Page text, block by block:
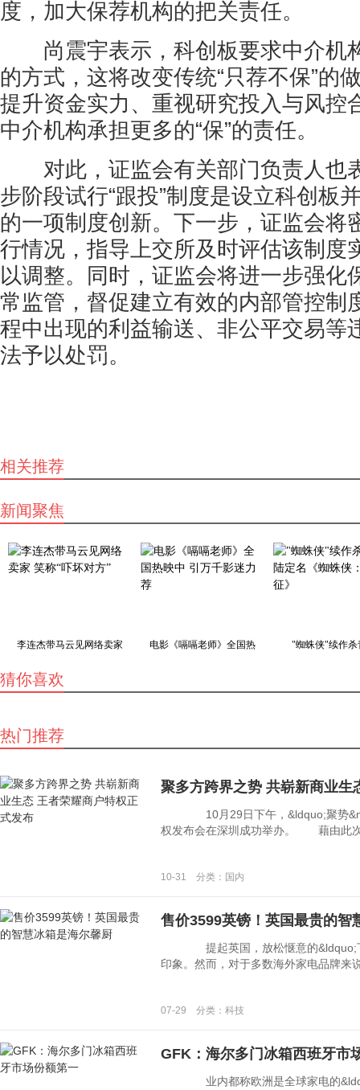
度，加大保荐机构的把关责任。
尚震宇表示，科创板要求中介机
的方式，这将改变传统“只荐不保”的
提升资金实力、重视研究投入与风控
中介机构承担更多的“保”的责任。
对此，证监会有关部门负责人也
步阶段试行“跟投”制度是设立科创板
的一项制度创新。下一步，证监会将
行情况，指导上交所及时评估该制度
以调整。同时，证监会将进一步强化
常监管，督促建立有效的内部管控制
程中出现的利益输送、非公平交易等
法予以处罚。
相关推荐
新闻聚焦
李连杰带马云见网络卖家 电影《嗝嗝老师》全国热 "蜘蛛侠"续作杀
猜你喜欢
热门推荐
聚多方跨界之势 共崭新商业生
10月29日下午，&ldquo;聚势
权发布会在深圳成功举办。 藉由此
10-31 分类：国内
售价3599英镑！英国最贵的智
提起英国，放松惬意的&ldquo;下
印象。然而，对于多数海外家电品牌来
07-29 分类：科技
GFK：海尔多门冰箱西班牙市
业内都称欧洲是全球家电的